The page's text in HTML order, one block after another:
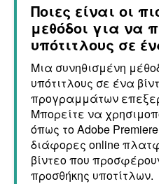
Ποιες είναι οι
μεθόδοι για να
υπότιτλους σε
Μια συνηθισμένη
υπότιτλους σε ένα
προγραμμάτων
Μπορείτε να
όπως το Adobe
διάφορες online
βίντεο που
προσθήκης υποτίτλων.